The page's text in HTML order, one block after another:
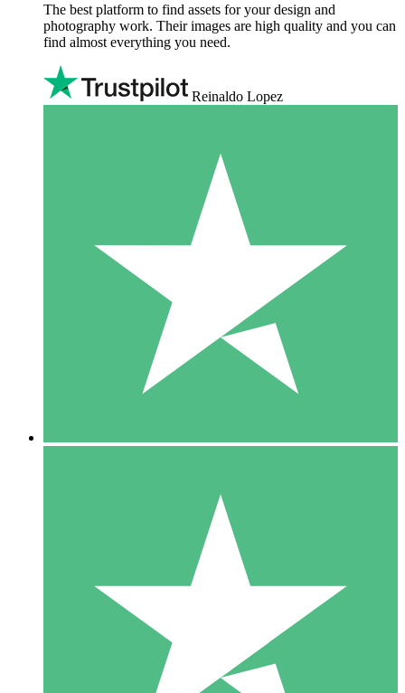
The best platform to find assets for your design and
photography work. Their images are high quality and you can
find almost everything you need.
Reinaldo Lopez